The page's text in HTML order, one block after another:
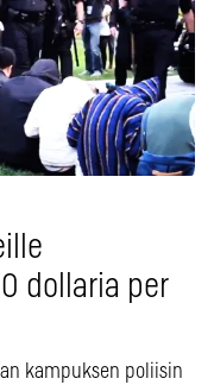
dollaria per
kampuksen poliisin